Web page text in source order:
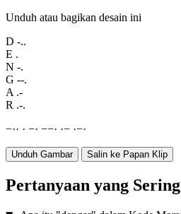
Unduh atau bagikan desain ini
D -..
E .
N -.
G --.
A .-
R .-.
−·· · −· −−· ·− ·−·
Unduh Gambar Salin ke Papan Klip
Pertanyaan yang